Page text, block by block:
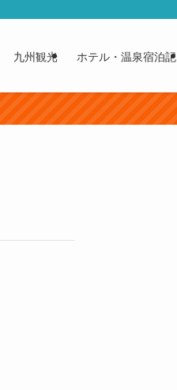
九州観光 ホテル・温泉宿泊記